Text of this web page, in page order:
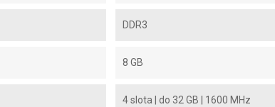
DDR3
8 GB
4 slota | do 32 GB | 1600 MHz